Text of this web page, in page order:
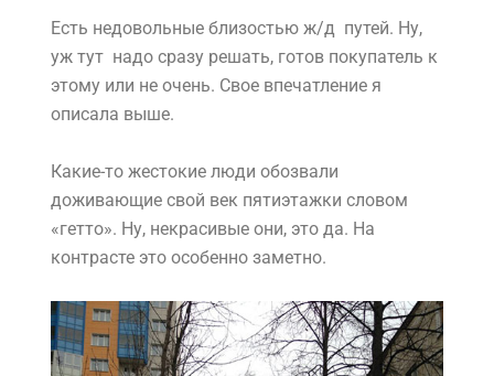
Есть недовольные близостью ж/д путей. Ну,
уж тут надо сразу решать, готов покупатель к
этому или не очень. Свое впечатление я
описала выше.
Какие-то жестокие люди обозвали
доживающие свой век пятиэтажки словом
«гетто». Ну, некрасивые они, это да. На
контрасте это особенно заметно.